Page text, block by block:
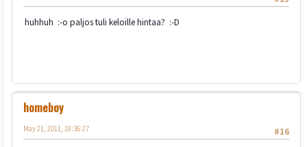
huhhuh :-o paljos tuli keloille hintaa? :-D
homeboy
#16
May 21, 2011, 18:36:27